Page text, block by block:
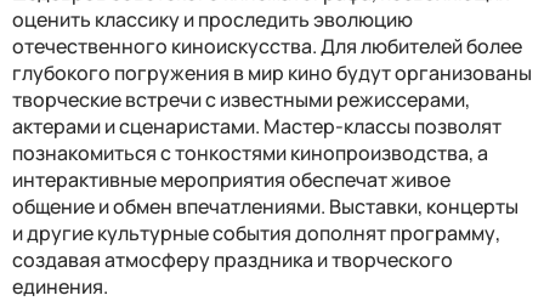
оценить классику и проследить эволюцию
отечественного киноискусства. Для любителей более
глубокого погружения в мир кино будут организованы
творческие встречи с известными режиссерами,
актерами и сценаристами. Мастер-классы позволят
познакомиться с тонкостями кинопроизводства, а
интерактивные мероприятия обеспечат живое
общение и обмен впечатлениями. Выставки, концерты
и другие культурные события дополнят программу,
создавая атмосферу праздника и творческого
единения.